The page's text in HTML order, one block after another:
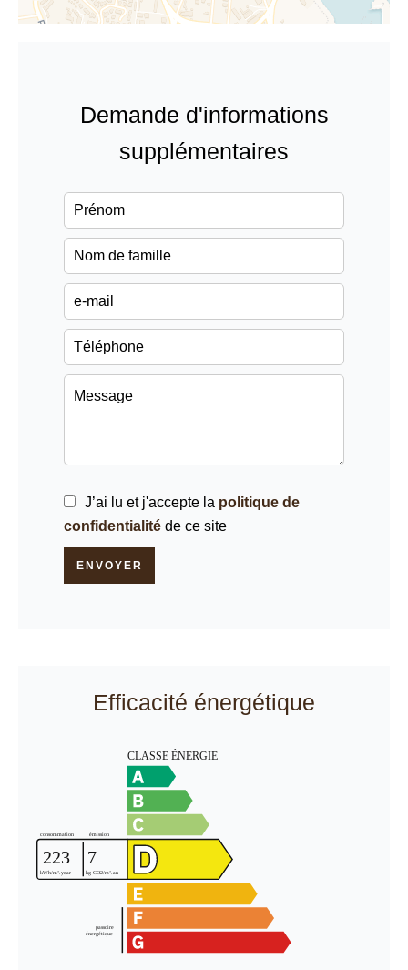
Demande d'informations
supplémentaires
J’ai lu et j'accepte la politique de
confidentialité de ce site
ENVOYER
Efficacité énergétique